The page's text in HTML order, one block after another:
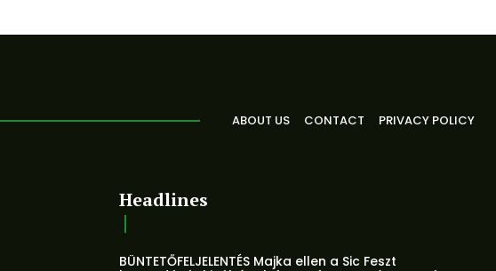
ABOUT US CONTACT PRIVACY POLICY
Headlines
BÜNTETŐFELJELENTÉS Majka ellen a Sic Feszt